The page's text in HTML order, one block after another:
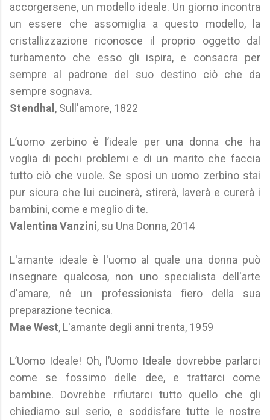
accorgersene, un modello ideale. Un giorno incontra
un essere che assomiglia a questo modello, la
cristallizzazione riconosce il proprio oggetto dal
turbamento che esso gli ispira, e consacra per
sempre al padrone del suo destino ciò che da
sempre sognava.
Stendhal , Sull'amore, 1822
L’uomo zerbino è l’ideale per una donna che ha
voglia di pochi problemi e di un marito che faccia
tutto ciò che vuole. Se sposi un uomo zerbino stai
pur sicura che lui cucinerà, stirerà, laverà e curerà i
bambini, come e meglio di te.
Valentina Vanzini, su Una Donna, 2014
L'amante ideale è l'uomo al quale una donna può
insegnare qualcosa, non uno specialista dell'arte
d'amare, né un professionista fiero della sua
preparazione tecnica.
Mae West, L'amante degli anni trenta, 1959
L’Uomo Ideale! Oh, l’Uomo Ideale dovrebbe parlarci
come se fossimo delle dee, e trattarci come
bambine. Dovrebbe rifiutarci tutto quello che gli
chiediamo sul serio, e soddisfare tutte le nostre